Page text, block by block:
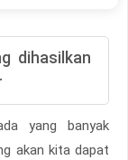
dihasilkan
yang banyak
akan kita dapat